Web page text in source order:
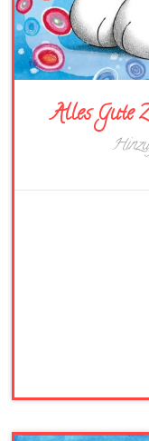
Alles Gute